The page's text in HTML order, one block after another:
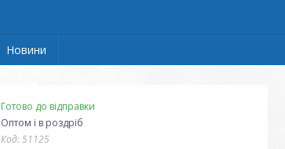
Новини
Готово до відправки
Оптом і в роздріб
Код:51125